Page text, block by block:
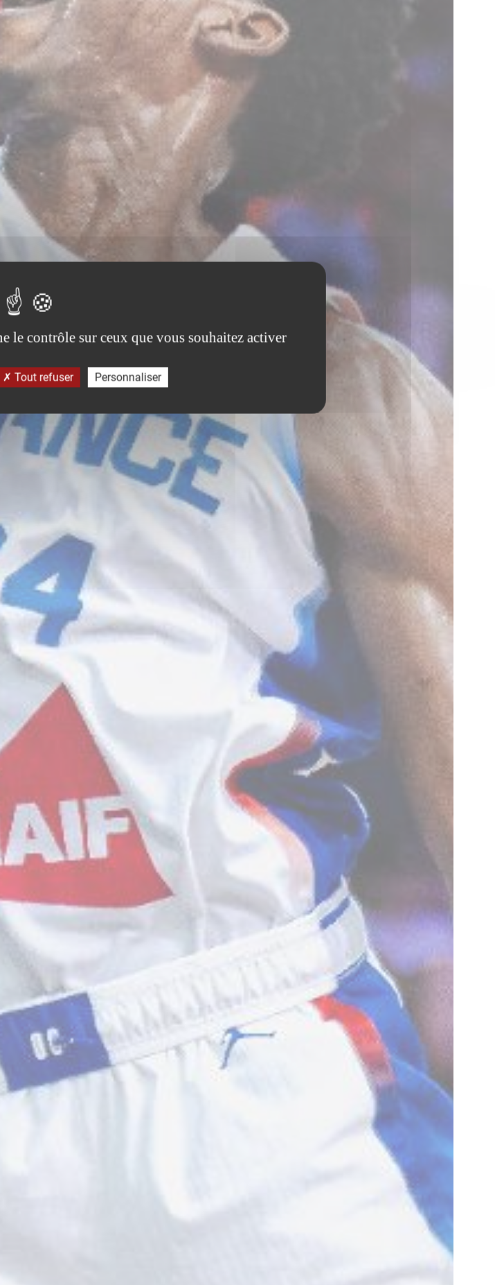
le contrôle sur ceux que vous souhaitez activer
Tout refuser Personnaliser